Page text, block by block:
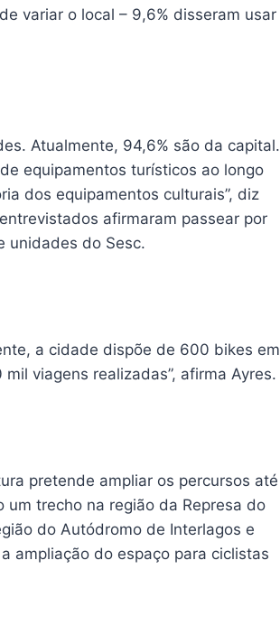
variar o local – 9,6% disseram usar
Atualmente, 94,6% são da capital.
equipamentos turísticos ao longo
dos equipamentos culturais”, diz
afirmaram passear por
unidades do Sesc.
a cidade dispõe de 600 bikes em
viagens realizadas”, afirma Ayres.
pretende ampliar os percursos até
trecho na região da Represa do
do Autódromo de Interlagos e
ampliação do espaço para ciclistas